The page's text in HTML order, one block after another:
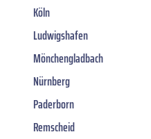
Köln
Ludwigshafen
Mönchengladbach
Nürnberg
Paderborn
Remscheid